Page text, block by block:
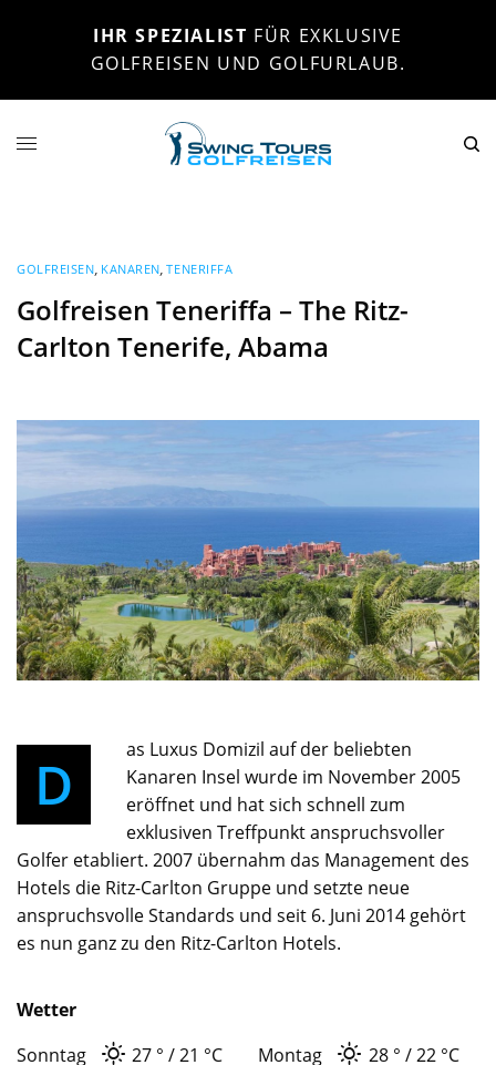
IHR SPEZIALIST FÜR EXKLUSIVE
GOLFREISEN UND GOLFURLAUB.
GOLFREISEN, KANAREN, TENERIFFA
Golfreisen Teneriffa – The Ritz-
Carlton Tenerife, Abama
D
as Luxus Domizil auf der beliebten
Kanaren Insel wurde im November 2005
eröffnet und hat sich schnell zum
exklusiven Treffpunkt anspruchsvoller
Golfer etabliert. 2007 übernahm das Management des
Hotels die Ritz-Carlton Gruppe und setzte neue
anspruchsvolle Standards und seit 6. Juni 2014 gehört
es nun ganz zu den Ritz-Carlton Hotels.
Wetter
Sonntag
27 ° 21 °C Montag 28 ° 22 °C